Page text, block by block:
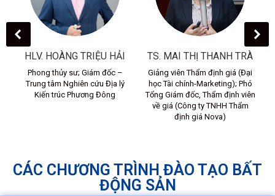
HLV. HOÀNG TRIỆU HẢI
Phong thủy sư; Giám đốc –
Trung tâm Nghiên cứu Địa lý
Kiến trúc Phương Đông
TS. MAI THỊ THANH TRÀ
Giảng viên Thẩm định giá (Đại
học Tài chính-Marketing); Phó
Tổng Giám đốc, Thẩm định viên
về giá (Công ty TNHH Thẩm
định giá Nova)
CÁC CHƯƠNG TRÌNH ĐÀO TẠO BẤT
ĐỘNG SẢN